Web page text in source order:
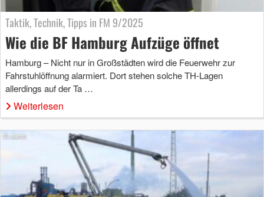
Taktik, Technik, Tipps in FM 9/2025
Wie die BF Hamburg Aufzüge öffnet
Hamburg – Nicht nur in Großstädten wird die Feuerwehr zur
Fahrstuhlöffnung alarmiert. Dort stehen solche TH-Lagen
allerdings auf der Ta …
Weiterlesen